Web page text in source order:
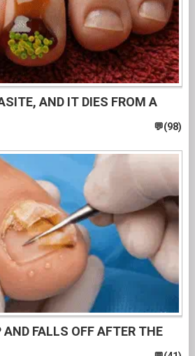
AND IT DIES FROM A
AND FALLS OFF AFTER THE